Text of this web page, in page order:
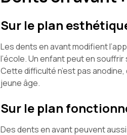
Sur le plan
Les dents en avant modifient
l’école. Un enfant peut en
Cette difficulté n’est pas
jeune âge.
Sur le plan
Des dents en avant peuvent